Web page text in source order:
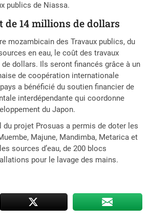
publics de Niassa.
de 14 millions de dollars
mozambicain des Travaux publics, du
en eau, le coût des travaux
de dollars. Ils seront financés grâce à un
de coopération internationale
a bénéficié du soutien financier de
interdépendante qui coordonne
du Japon.
du projet Prosuas a permis de doter les
Majune, Mandimba, Metarica et
sources d’eau, de 200 blocs
pour le lavage des mains.